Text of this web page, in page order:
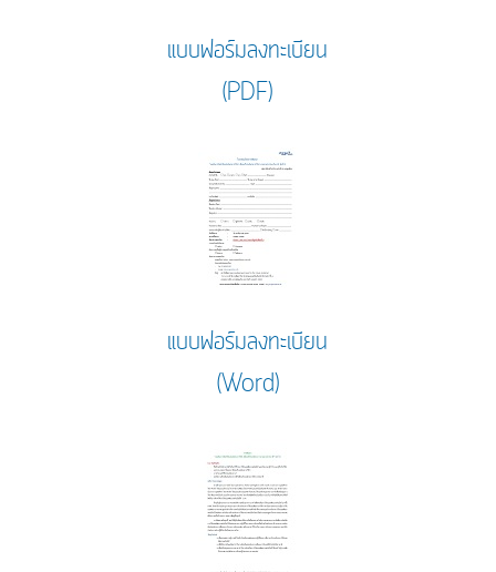
แบบฟอร์มลงทะเบียน
(PDF)
แบบฟอร์มลงทะเบียน
(Word)